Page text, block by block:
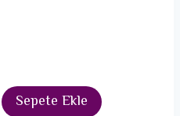
Sepete Ekle